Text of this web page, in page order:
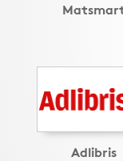
Adlibris